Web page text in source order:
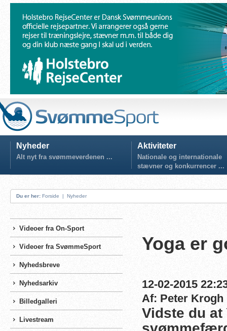
Nyheder
Alt nyt fra svømmeverdenen ...
Aktiviteter
Nationale og internationale
stævner og konkurrencer ...
Du er her: Forside | Nyheder
Videoer fra On-Sport
Videoer fra SvømmeSport
Nyhedsbreve
Nyhedsarkiv
Billedgalleri
Livestream
Yoga er
12-02-2015
Af: Peter Krogh
Vidste du at